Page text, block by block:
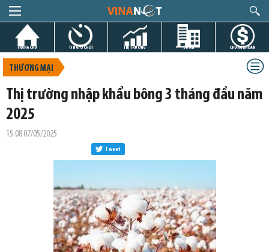
TRANG CHỦ TIN GIỜ CHÓT THỊ TRƯỜNG DỰ ÁN CHỨNG KHOÁN
THƯƠNG MẠI
Thị trường nhập khẩu bông 3 tháng đầu năm
2025
15:08 07/05/2025
Tweet